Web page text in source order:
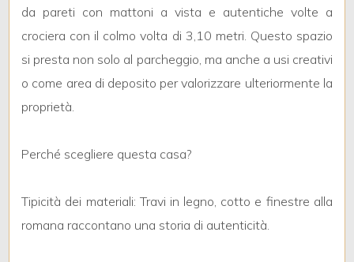
da pareti con mattoni a vista e autentiche volte a
crociera con il colmo volta di 3,10 metri. Questo spazio
si presta non solo al parcheggio, ma anche a usi creativi
o come area di deposito per valorizzare ulteriormente la
proprietà.
Perché scegliere questa casa?
Tipicità dei materiali: Travi in legno, cotto e finestre alla
romana raccontano una storia di autenticità.
5+
Camere
minime
2